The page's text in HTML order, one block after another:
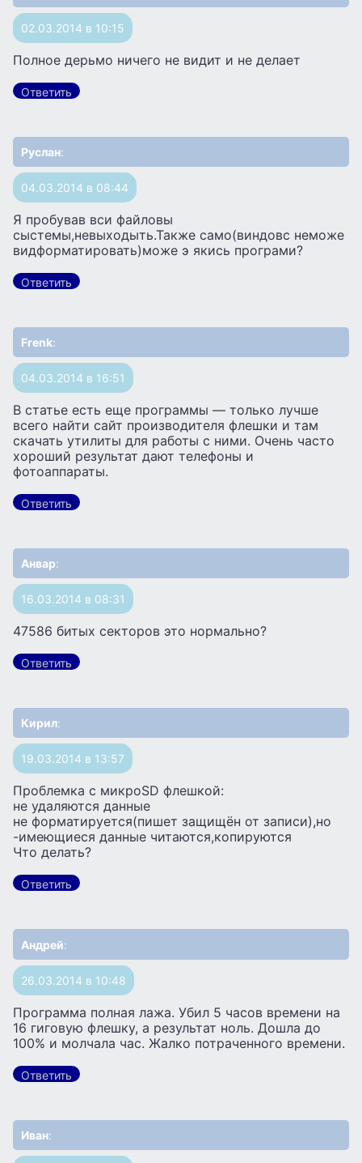
02.03.2014 в 10:15
Полное дерьмо ничего не видит и не делает
Ответить
Руслан:
04.03.2014 в 08:44
Я пробував вси файловы
сыстемы,невыходыть.Также само(виндовс неможе
видформатировать)може э якись програми?
Ответить
Frenk:
04.03.2014 в 16:51
В статье есть еще программы — только лучше
всего найти сайт производителя флешки и там
скачать утилиты для работы с ними. Очень часто
хороший результат дают телефоны и
фотоаппараты.
Ответить
Анвар:
16.03.2014 в 08:31
47586 битых секторов это нормально?
Ответить
Кирил:
19.03.2014 в 13:57
Проблемка с микроSD флешкой:
не удаляются данные
не форматируется(пишет защищён от записи),но
-имеющиеся данные читаются,копируются
Что делать?
Ответить
Андрей:
26.03.2014 в 10:48
Программа полная лажа. Убил 5 часов времени на
16 гиговую флешку, а результат ноль. Дошла до
100% и молчала час. Жалко потраченного времени.
Ответить
Иван: